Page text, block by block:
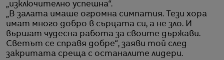
„изключително успешна“.
„В залата имаше огромна симпатия. Тези хора
имат много добро в сърцата си, а не зло. И
вършат чудесна работа за своите държави.
Светът се справя добре“, заяви той след
закритата среща с останалите лидери.